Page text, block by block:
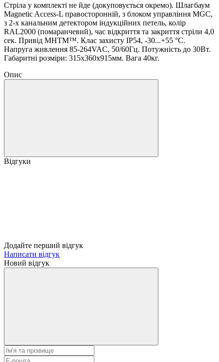
Стріла у комплекті не йде (докуповується окремо). Шлагбаум
Magnetic Access-L правосторонній, з блоком управління MGC,
з 2-х канальним детектором індукційних петель, колір
RAL2000 (помаранчевий), час відкриття та закриття стріли 4,0
сек. Привід MHTM™. Клас захисту IP54, -30...+55 °C.
Напруга живлення 85-264VAC, 50/60Гц. Потужність до 30Вт.
Габаритні розміри: 315x360x915мм. Вага 40кг.
Опис
Відгуки
Додайте перший відгук
Написати відгук
Новий відгук